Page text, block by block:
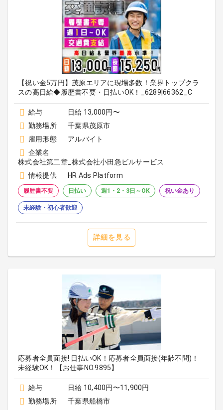
【祝い金5万円】茂原エリアに現場多数！業界トップクラ
スの高日給◆履歴書不要・日払いOK！_6289|66362_C
給与
日給 13,000円〜
勤務場所
千葉県茂原市
雇用形態
アルバイト
企業名
株式会社第二章_株式会社小田急ビルサービス
情報提供
HR Ads Platform
履歴書不要 日払い 週1・2・3日～OK 祝い金あり
未経験・初心者歓迎
詳細を見る
応募者全員面接! 日払いOK！応募者全員面接(年齢不問)！
未経験OK！【お仕事NO.9895】
給与
日給 10,400円〜11,900円
勤務場所
千葉県船橋市